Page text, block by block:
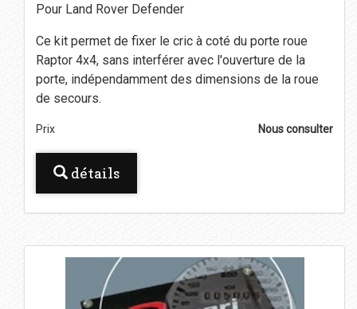
Pour Land Rover Defender
Ce kit permet de fixer le cric à coté du porte roue
Raptor 4x4, sans interférer avec l'ouverture de la
porte, indépendamment des dimensions de la roue
de secours.
Prix Nous consulter
détails